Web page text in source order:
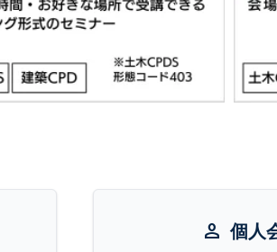
person 個人